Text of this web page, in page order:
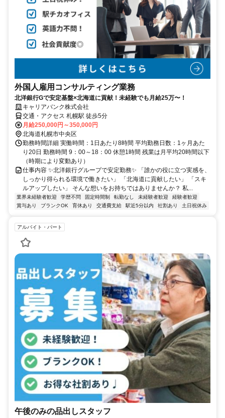
外国人雇用コンサルティング業務
北洋銀行Gで安定基盤×北海道に貢献！未経験でも月給25万〜！
キャリアバンク株式会社
交通・アクセス 札幌駅 徒歩5分
月給250,000円～350,000円
北海道札幌市中央区
勤務時間詳細 実働時間：1日あたり8時間 平均勤務日数：1ヶ月あた
り20日 勤務時間 9：00～18：00 休憩1時間 残業は月平均20時間以下
（時期により変動あり）
仕事内容 ✨北洋銀行グループで安定勤務✨ 「誰かの役に立つ実感を、
しっかり得られる環境で働きたい」 「北海道に貢献したい」 「スキ
ルアップしたい」 そんな想いをお持ちではありませんか？ 私...
業界未経験者歓迎 学歴不問 固定時間制 転勤なし 未経験者歓迎
経験者歓迎
賞与あり
ブランクOK 育休あり 交通費支給 駅近5分以内 社割あり 土日祝休み
アルバイト・パート
午後のみの品出しスタッフ